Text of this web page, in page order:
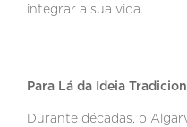
integrar a sua vida.
Para Lá da Ideia
Durante décadas, o